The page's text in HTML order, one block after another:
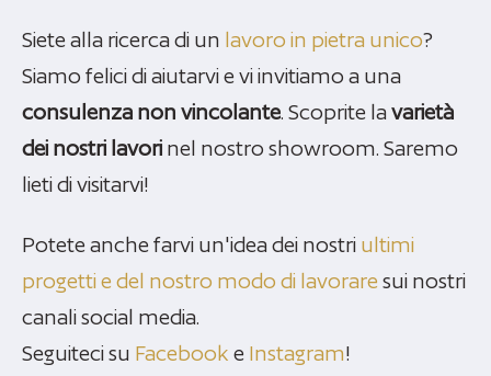
Siete alla ricerca di un lavoro in pietra unico?
Siamo felici di aiutarvi e vi invitiamo a una
consulenza non vincolante. Scoprite lavarietà
dei nostri lavori nel nostro showroom. Saremo
lieti di visitarvi!
Potete anche farvi un'idea dei nostri ultimi
progetti e del nostro modo di lavorare sui nostri
canali social media.
Seguiteci su Facebook e Instagram!